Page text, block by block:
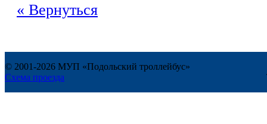
« Вернуться
© 2001-2026 МУП «Подольский троллейбус»
Схема проезда